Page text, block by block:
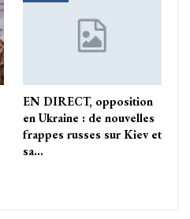
EN DIRECT, opposition
en Ukraine : de nouvelles
frappes russes sur Kiev et
sa…